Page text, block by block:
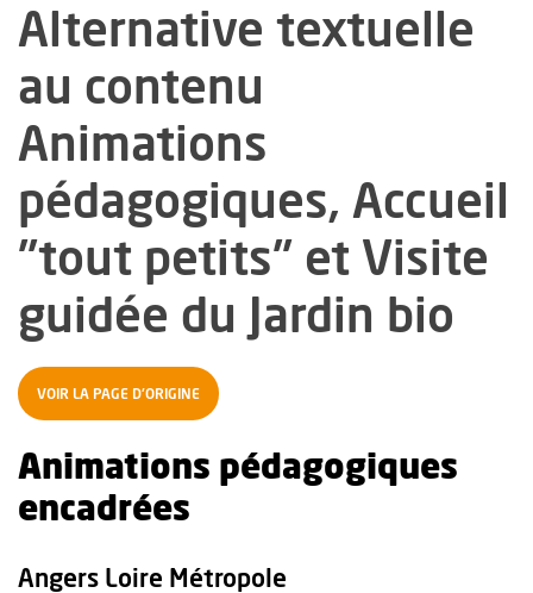
Alternative textuelle
au contenu
Animations
pédagogiques, Accueil
"tout petits" et Visite
guidée du Jardin bio
VOIR LA PAGE D'ORIGINE
Animations pédagogiques
encadrées
Angers Loire Métropole